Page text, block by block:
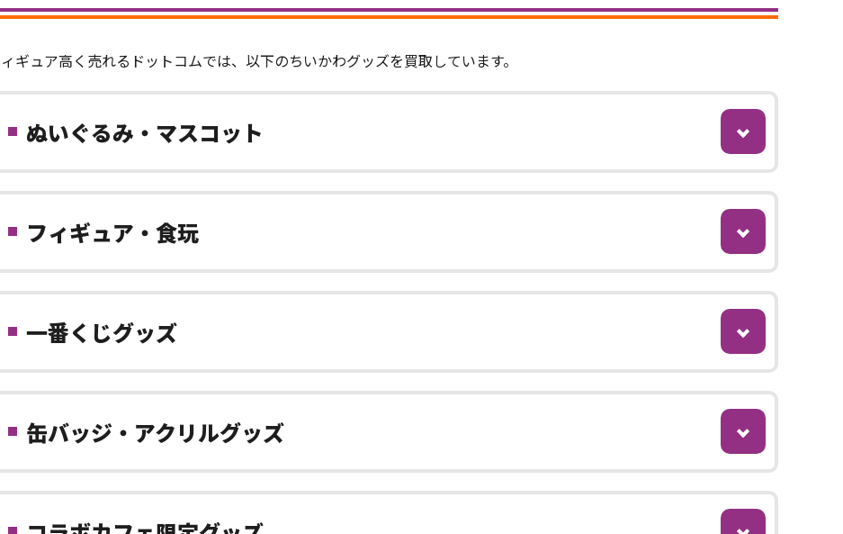
ギュア高く売れるドットコムでは、以下のちいかわグッズを買取しています。
ぬいぐるみ・マスコット
フィギュア・食玩
一番くじグッズ
缶バッジ・アクリルグッズ